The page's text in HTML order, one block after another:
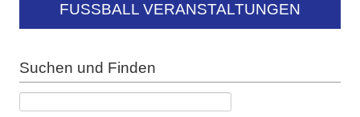
FUSSBALL VERANSTALTUNGEN
Suchen und Finden